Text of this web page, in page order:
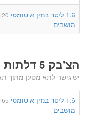
1.6 ליטר בנזין אוטומטי 120
מושבים
הצ'בק 5 דלתות
יש גישה לתא מטען מתוך
1.6 ליטר בנזין אוטומטי 165
מושבים